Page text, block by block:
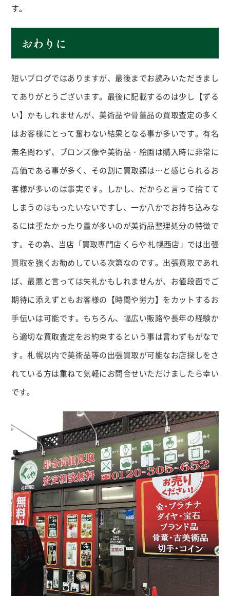
す。
おわりに
短いブログではありますが、最後までお読みいただきまし
てありがとうございます。最後に記載するのは少し【ずる
い】かもしれませんが、美術品や骨董品の買取査定の多く
はお客様にとって奮わない結果となる事が多いです。有名
無名問わず、ブロンズ像や美術品・絵画は購入時に非常に
高価である事が多く、その割に買取額は…と感じられるお
客様が多いのは事実です。しかし、だからと言って捨てて
しまうのはもったいないですし、一か八かでお持ち込みな
るには重たかったり量が多いのが美術品整理処分の特徴で
す。その為、当店「買取専門店 くらや 札幌西店」では出張
買取を強くお勧めしている次第なのです。出張買取であれ
ば、最悪と言っては失礼かもしれませんが、お値段面でご
期待に添えずともお客様の【時間や労力】をカットするお
手伝いは可能です。もちろん、幅広い販路や長年の経験か
ら適切な買取査定をお約束するという事は言わずもがなで
す。札幌以内で美術品等の出張買取が可能なお店探しをさ
れている方は重ねて気軽にお問合せいただけましたら幸い
です。